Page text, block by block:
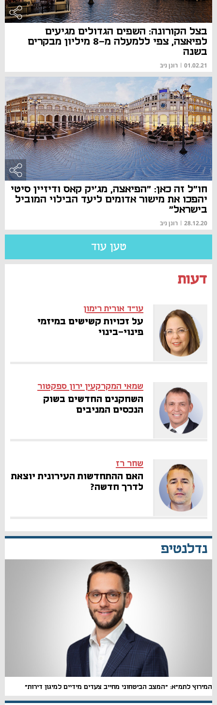
בצל הקורונה: השפים הגדולים מגיעים
לפיאצה, צפי ללמעלה מ-8 מיליון מבקרים
בשנה
01.02.21
| רונן ניב
חו"ל זה כאן: "הפיאצה, מג'יק קאס ודיזיין סיטי
יהפכו את מישור אדומים ליעד הבילוי המוביל
בישראל"
28.12.20
| רונן ניב
טען עוד
דעות
עו"ד אורית רימון
על זכויות קשישים במיזמי
פינוי-בינוי
שמאי המקרקעין ירון ספקטור
השחקנים החדשים בשוק
הנכסים המניבים
שחר רז
האם ההתחדשות העירונית יוצאת
לדרך חדשה?
נדלנטיפ
המירוץ לתמ"א: "המצב הביטחוני מחייב צעדים מידיים למיגון דירות"